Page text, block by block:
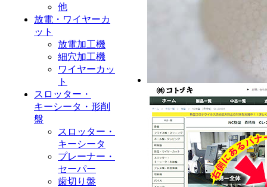
他
放電・ワイヤーカ
ット
放電加工機
細穴加工機
ワイヤーカッ
ト
スロッター・
キーシータ・形削
盤
スロッター・
キーシータ
プレーナー・
セーパー
歯切り盤